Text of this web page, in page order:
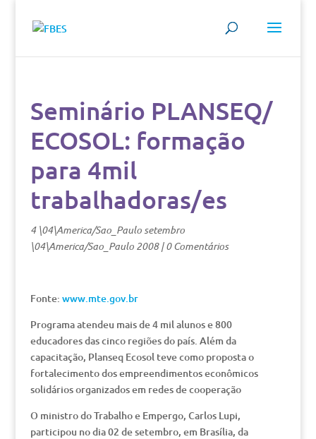
Seminário PLANSEQ/
ECOSOL: formação
para 4mil
trabalhadoras/es
4 \04\America/Sao_Paulo setembro
\04\America/Sao_Paulo 2008|0 Comentários
Fonte: www.mte.gov.br
Programa atendeu mais de 4 mil alunos e 800
educadores das cinco regiões do país. Além da
capacitação, Planseq Ecosol teve como proposta o
fortalecimento dos empreendimentos econômicos
solidários organizados em redes de cooperação
O ministro do Trabalho e Empergo, Carlos Lupi,
participou no dia 02 de setembro, em Brasília, da